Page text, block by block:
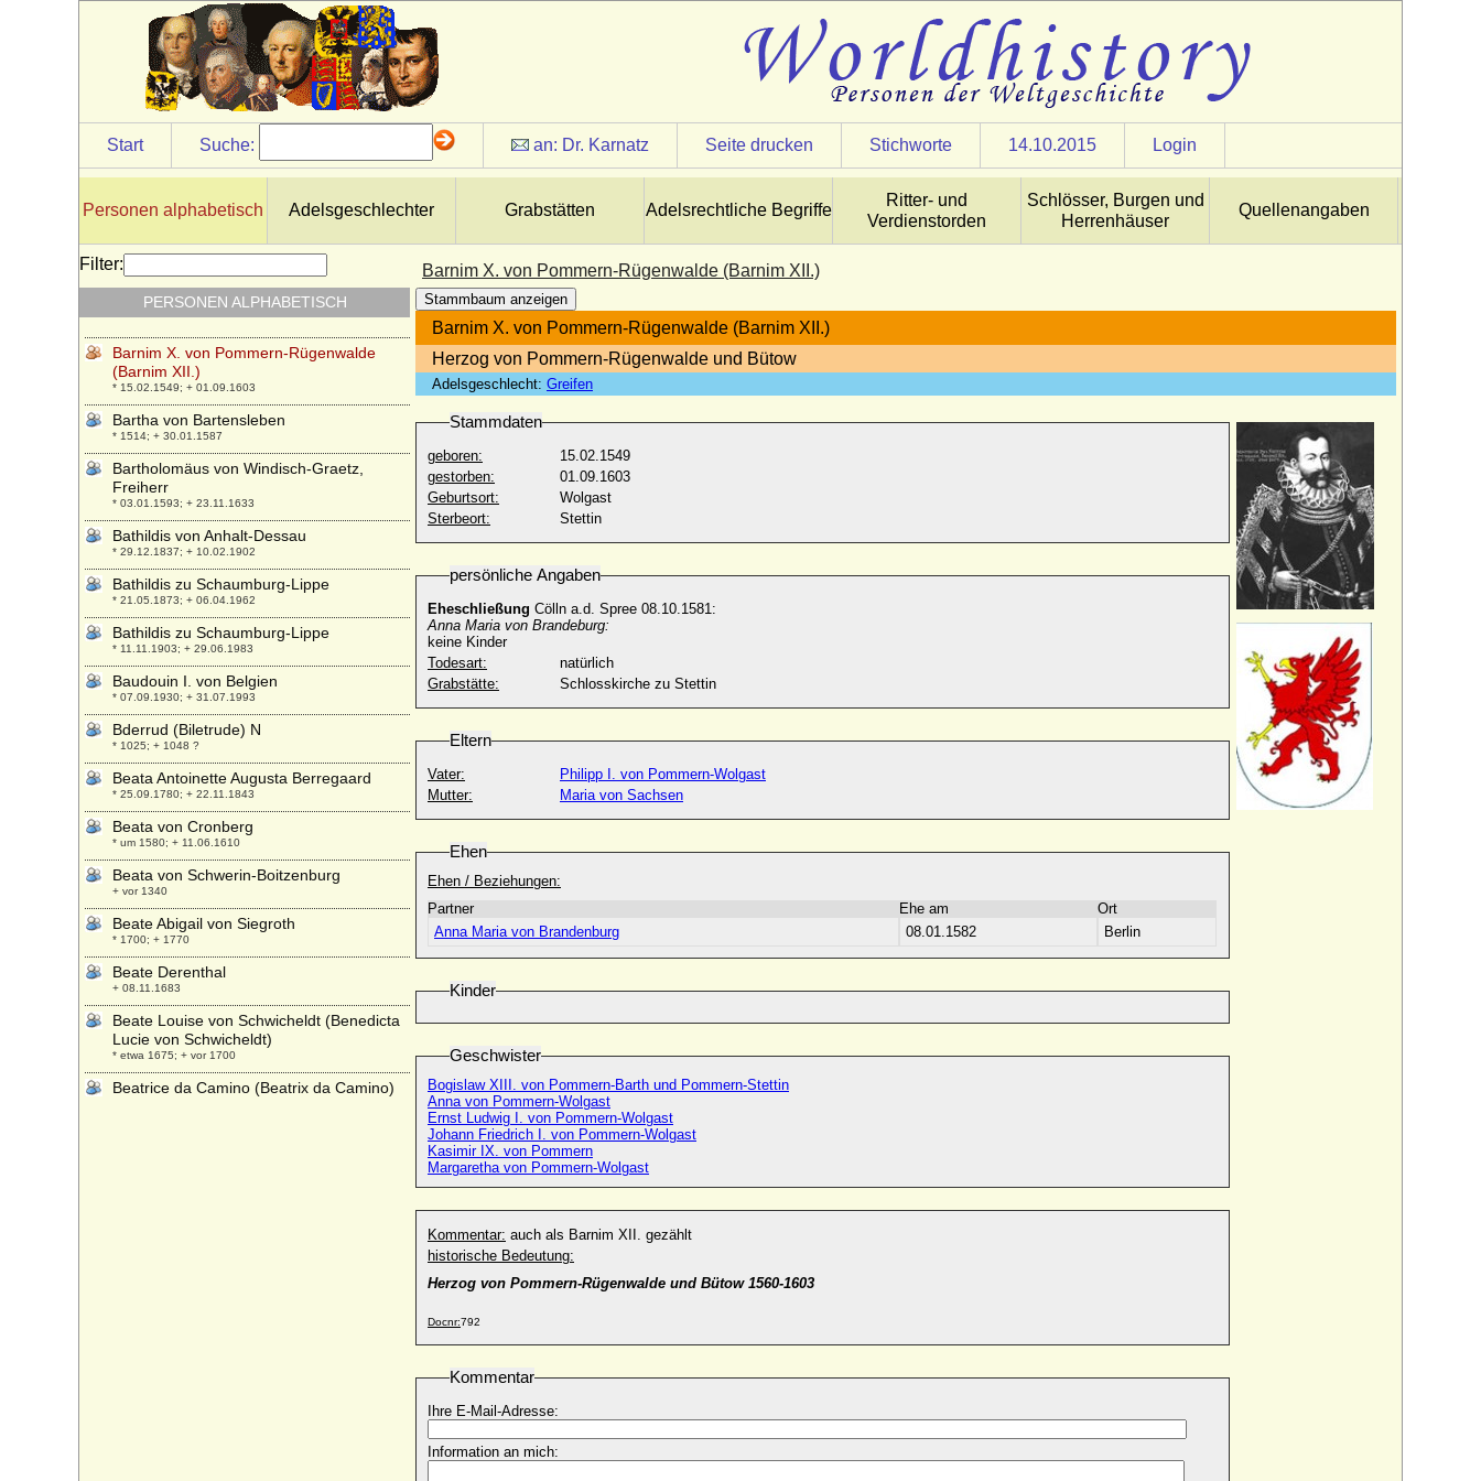
Start Suche: an: Dr. Karnatz Seite drucken Stichworte 14.10.2015 Login
Personen alphabetisch Adelsgeschlechter Grabstätten Adelsrechtliche Begriffe
Ritter- und
Verdienstorden
Schlösser, Burgen und
Herrenhäuser
Quellenangaben
Barnim X. von Pommern-Rügenwalde (Barnim XII.)
Stammbaum anzeigen
Barnim X. von Pommern-Rügenwalde (Barnim XII.)
Herzog von Pommern-Rügenwalde und Bütow
Adelsgeschlecht: Greifen
Stammdaten
geboren:
15.02.1549
gestorben:
01.09.1603
Geburtsort:
Wolgast
Sterbeort:
Stettin
persönliche Angaben
Eheschließung Cölln a.d. Spree 08.10.1581:
Anna Maria von Brandeburg:
keine Kinder
Todesart:
natürlich
Grabstätte:
Schlosskirche zu Stettin
Eltern
Vater:
Philipp I. von Pommern-Wolgast
Mutter:
Maria von Sachsen
Ehen
Ehen / Beziehungen:
Partner
Ehe am
Ort
Anna Maria von Brandenburg
08.01.1582 Berlin
Kinder
Geschwister
Bogislaw XIII. von Pommern-Barth und Pommern-Stettin
Anna von Pommern-Wolgast
Ernst Ludwig I. von Pommern-Wolgast
Johann Friedrich I. von Pommern-Wolgast
Kasimir IX. von Pommern
Margaretha von Pommern-Wolgast
Kommentar: auch als Barnim XII. gezählt
historische Bedeutung:
Herzog von Pommern-Rügenwalde und Bütow 1560-1603
Docnr:792
Kommentar
Ihre E-Mail-Adresse:
Information an mich:
Filter:
PERSONEN ALPHABETISCH
Barnim IV. von Pommern-Wolgast
* 17.07.1325; + 22.08.1365
Barnim IX. von Pommern-Stettin
* 02.12.1501; + 02.11.1573
Barnim V. von Pommern-Traburg
* 1369; + 16.05.1402
Barnim VI. von Pommern-Wolgast
Barnim VII. von Pommern-Wolgast
* 1403; + 21.07.1451
Barnim VIII. von Pommern-Rügen
* 1405; + 15.12.1451
Barnim von Pommern-Wolgast
* nach 1465; + 1474
Barnim X. von Pommern-Rügenwalde
(Barnim XII.)
* 15.02.1549; + 01.09.1603
Bartha von Bartensleben
* 1514; + 30.01.1587
Bartholomäus von Windisch-Graetz,
Freiherr
* 03.01.1593; + 23.11.1633
Bathildis von Anhalt-Dessau
* 29.12.1837; + 10.02.1902
Bathildis zu Schaumburg-Lippe
* 21.05.1873; + 06.04.1962
Bathildis zu Schaumburg-Lippe
* 11.11.1903; + 29.06.1983
Baudouin I. von Belgien
* 07.09.1930; + 31.07.1993
Bderrud (Biletrude) N
* 1025; + 1048 ?
Beata Antoinette Augusta Berregaard
* 25.09.1780; + 22.11.1843
Beata von Cronberg
* um 1580; + 11.06.1610
Beata von Schwerin-Boitzenburg
+ vor 1340
Beate Abigail von Siegroth
* 1700; + 1770
Beate Derenthal
+ 08.11.1683
Beate Louise von Schwicheldt (Benedicta
Lucie von Schwicheldt)
* etwa 1675; + vor 1700
Beatrice da Camino (Beatrix da Camino)